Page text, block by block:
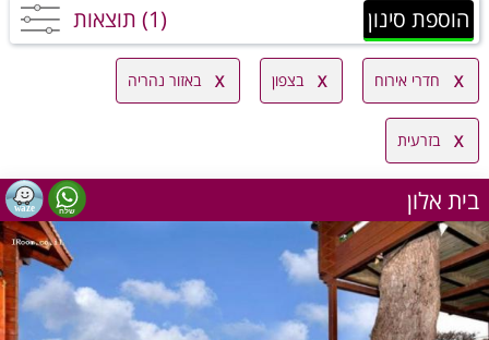
הוספת סינון (1) תוצאות
חדרי אירוח בצפון באזור נהריה
בזרעית
בית אלון